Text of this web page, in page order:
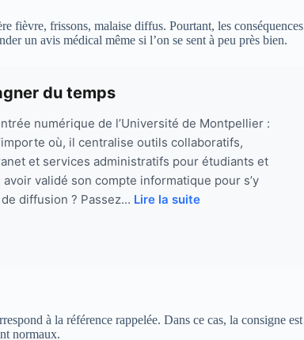
fièvre, frissons, malaise diffus. Pourtant, les conséquences
un avis médical même si l’on se sent à peu près bien.
du temps
numérique de l’Université de Montpellier :
où, il centralise outils collaboratifs,
et services administratifs pour étudiants et
validé son compte informatique pour s’y
diffusion ? Passez... Lire la suite
à la référence rappelée. Dans ce cas, la consigne est
normaux.